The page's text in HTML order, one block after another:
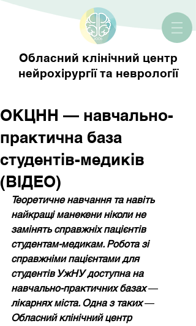
Обласний клінічний центр
нейрохірургії та неврології
ОКЦНН — навчально-
практична база
студентів-медиків
(ВІДЕО)
Теоретичне навчання та навіть
найкращі манекени ніколи не
замінять справжніх пацієнтів
студентам-медикам. Робота зі
справжніми пацієнтами для
студентів УжНУ доступна на
навчально-практичних базах —
лікарнях міста. Одна з таких —
Обласний клінічний центр